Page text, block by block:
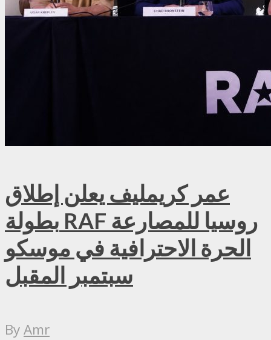
عمر كريمليف يعلن إطلاق
بطولة RAF روسيا للمصارعة
الحرة الاحترافية في موسكو
سبتمبر المقبل
ByAmr